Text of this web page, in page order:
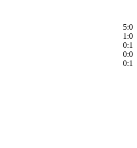
5:0
1:0
0:1
0:0
0:1